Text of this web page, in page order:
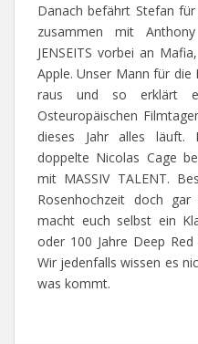
Danach befährt Stefan
zusammen mit
JENSEITS vorbei an
Apple. Unser Mann für
raus und so erklärt
Osteuropäischen
dieses Jahr alles läuft.
doppelte Nicolas Cage
mit MASSIV TALENT.
Rosenhochzeit doch
macht euch selbst ein
oder 100 Jahre Deep
Wir jedenfalls wissen es
was kommt.